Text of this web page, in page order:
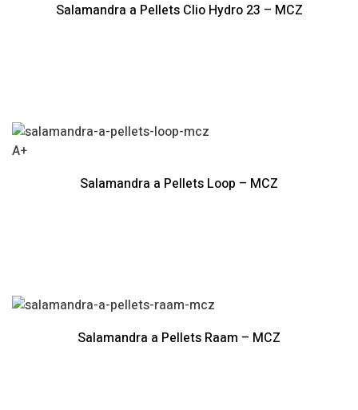
Salamandra a Pellets Clio Hydro 23 – MCZ
A+
Salamandra a Pellets Loop – MCZ
Salamandra a Pellets Raam – MCZ